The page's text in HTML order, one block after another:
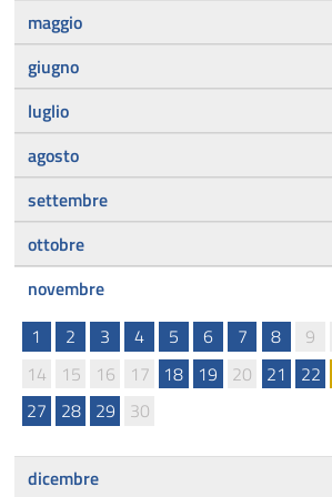
maggio
giugno
luglio
agosto
settembre
ottobre
novembre
1
2 3 4 5 6 7 8 9
14
15 16 17 18 19 20 21 22
27
28 29 30
dicembre